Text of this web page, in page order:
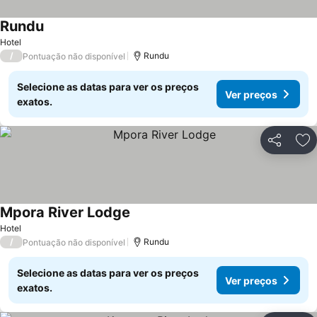
Hotel
RunduVer preços
/ Pontuação não disponível Rundu
Selecione as datas para ver os preços
exatos.
Ver preços
Partilhar
Hotel
Mpora River Lodge
/ Pontuação não disponível Rundu
Selecione as datas para ver os preços
exatos.
Ver preços